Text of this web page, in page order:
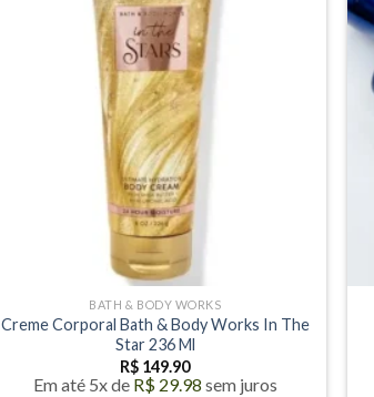
BATH & BODY WORKS
Creme Corporal Bath & Body Works In The
Star 236 Ml
R$ 149.90
Em até 5x de R$29.98 sem juros